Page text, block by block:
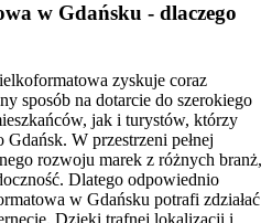
w Gdańsku - dlaczego
zyskuje coraz
sposób na dotarcie do szerokiego
jak i turystów, którzy
W przestrzeni pełnej
rozwoju marek z różnych branż,
Dlatego odpowiednio
w Gdańsku potrafi zdziałać
Dzięki trafnej lokalizacji i